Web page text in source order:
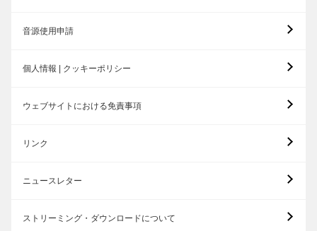
音源使用申請
個人情報 | クッキーポリシー
ウェブサイトにおける免責事項
リンク
ニュースレター
ストリーミング・ダウンロードについて